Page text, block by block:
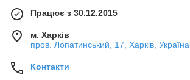
Працює з 30.12.2015
м. Харків
пров. Лопатинський, 17, Харків, Україна
Контакти